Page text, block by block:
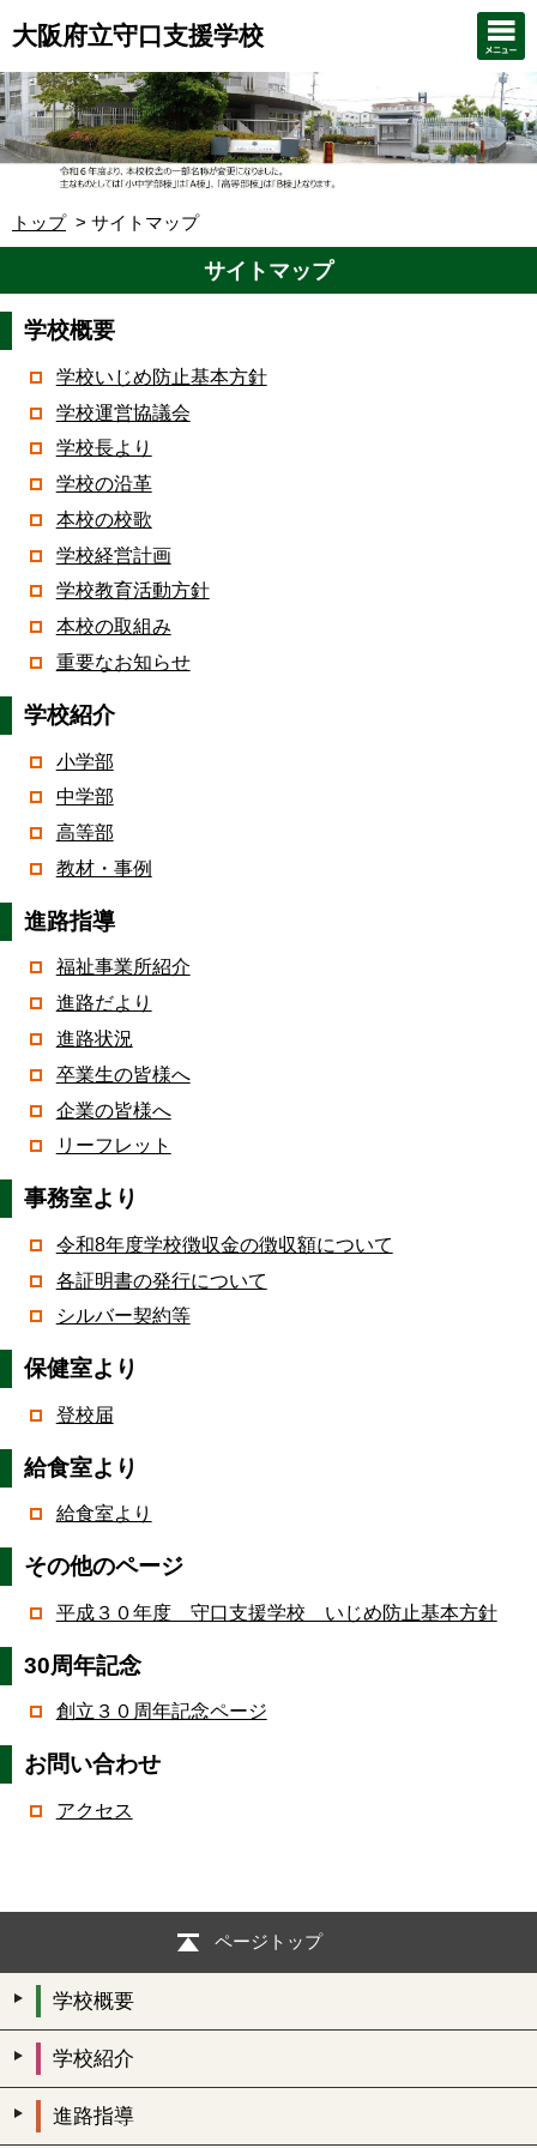
大阪府立守口支援学校
トップ サイトマップ
サイトマップ
学校概要
学校いじめ防止基本方針
学校運営協議会
学校長より
学校の沿革
本校の校歌
学校経営計画
学校教育活動方針
本校の取組み
重要なお知らせ
学校紹介
小学部
中学部
高等部
教材・事例
進路指導
福祉事業所紹介
進路だより
進路状況
卒業生の皆様へ
企業の皆様へ
リーフレット
事務室より
令和8年度学校徴収金の徴収額について
各証明書の発行について
シルバー契約等
保健室より
登校届
給食室より
給食室より
その他のページ
平成３０年度 守口支援学校 いじめ防止基本方針
30周年記念
創立３０周年記念ページ
お問い合わせ
アクセス
ページトップ
学校概要
学校紹介
進路指導